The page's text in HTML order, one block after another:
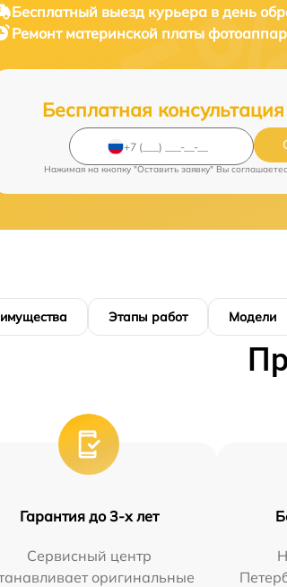
Бесплатный выезд курьера в день
Ремонт материнской платы
Бесплатная
Нажимая на кнопку "Оставить заявку" Вы
Этапы работ Модели
Гарантия до 3-х лет
Сервисный центр
оригинальные